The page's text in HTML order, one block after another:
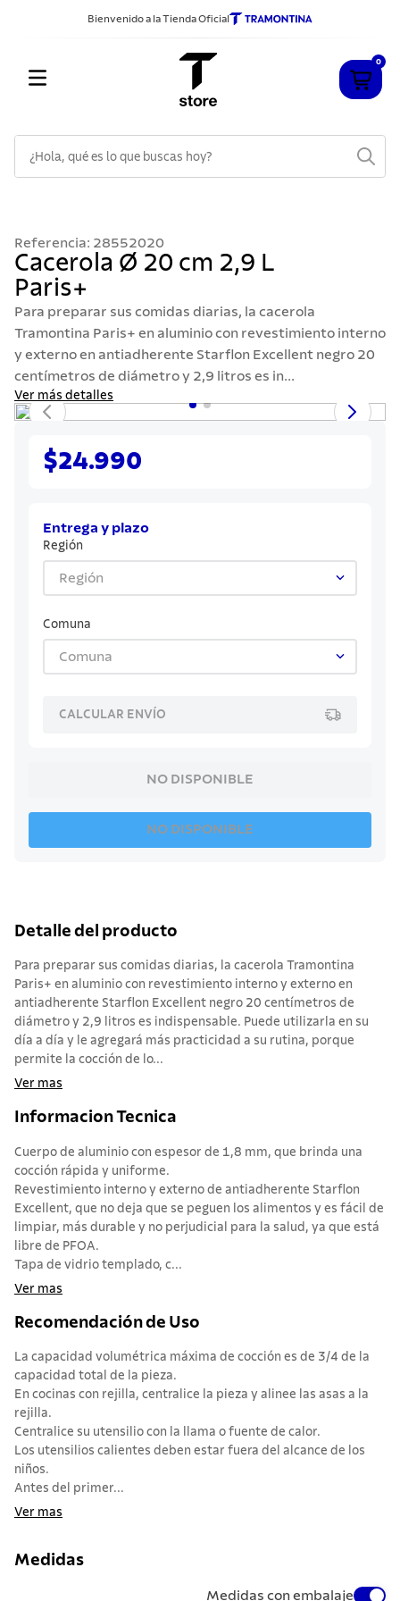
Bienvenido a la Tienda Oficial
0
Referencia: 28552020
Cacerola Ø 20 cm 2,9 L
Paris+
Para preparar sus comidas diarias, la cacerola
Tramontina Paris+ en aluminio con revestimiento interno
y externo en antiadherente Starflon Excellent negro 20
centímetros de diámetro y 2,9 litros es in...
Ver más detalles
$24.990
Entrega y plazo
Región
Región
Comuna
Comuna
CALCULAR ENVÍO
NO DISPONIBLE
NO DISPONIBLE
Detalle del producto
Para preparar sus comidas diarias, la cacerola Tramontina
Paris+ en aluminio con revestimiento interno y externo en
antiadherente Starflon Excellent negro 20 centímetros de
diámetro y 2,9 litros es indispensable. Puede utilizarla en su
día a día y le agregará más practicidad a su rutina, porque
permite la cocción de lo...
Ver mas
Informacion Tecnica
Cuerpo de aluminio con espesor de 1,8 mm, que brinda una
cocción rápida y uniforme.
Revestimiento interno y externo de antiadherente Starflon
Excellent, que no deja que se peguen los alimentos y es fácil de
limpiar, más durable y no perjudicial para la salud, ya que está
libre de PFOA.
Tapa de vidrio templado, c...
Ver mas
Recomendación de Uso
La capacidad volumétrica máxima de cocción es de 3/4 de la
capacidad total de la pieza.
En cocinas con rejilla, centralice la pieza y alinee las asas a la
rejilla.
Centralice su utensilio con la llama o fuente de calor.
Los utensilios calientes deben estar fuera del alcance de los
niños.
Antes del primer...
Ver mas
Medidas
Medidas con embalaje
2.
sarten
3.
cubiertos
4.
ollas
5.
acero inoxidable
6.
grano
solar
442